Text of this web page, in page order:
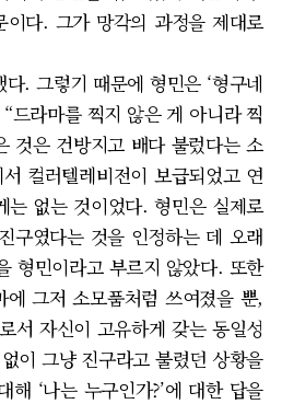
다. 그가 망각의 과정을 제대로
. 그렇기 때문에 형민은 ‘형구네
드라마를 찍지 않은 게 아니라 찍
것은 건방지고 배다 불렀다는 소
컬러텔레비전이 보급되었고 연
없는 것이었다. 형민은 실제로
구였다는 것을 인정하는 데 오래
형민이라고 부르지 않았다. 또한
그저 소모품처럼 쓰여졌을 뿐,
서 자신이 고유하게 갖는 동일성
이 그냥 진구라고 불렸던 상황을
‘나는 누구인가?’에 대한 답을